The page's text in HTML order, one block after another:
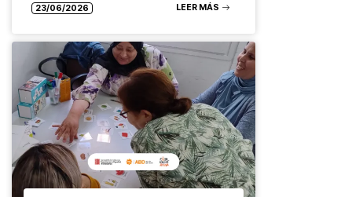
23/06/2026 LEER MÁS